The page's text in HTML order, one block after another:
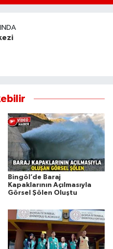
Bingöl’de Baraj
Kapaklarının Açılmasıyla
Görsel Şölen Oluştu